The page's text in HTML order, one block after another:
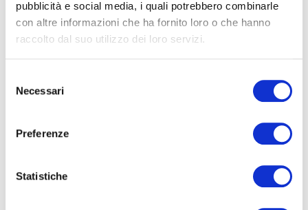
pubblicità e social media, i quali potrebbero combinarle
con altre informazioni che ha fornito loro o che hanno
raccolto dal suo utilizzo dei loro servizi.
delNecessari
Preferenze
Statistiche
La società semplice viene spesso scelta
per la gestione di patrimoni, immobili e
partecipazioni, proprio perché è una